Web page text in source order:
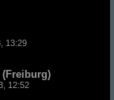
13:29
(Freiburg)
12:52